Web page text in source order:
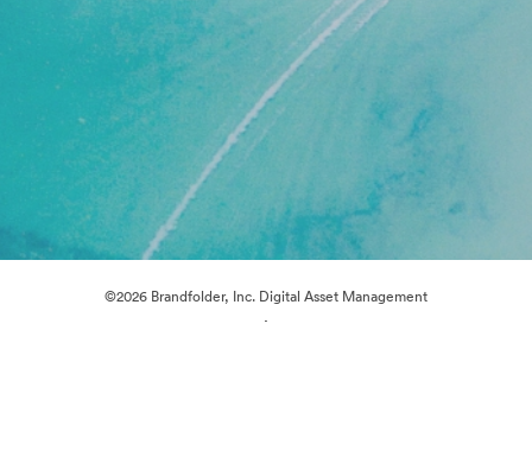
©2026 Brandfolder, Inc. Digital Asset Management
·